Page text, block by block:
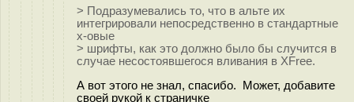
> Подразумевались то, что в альте их
интегрировали непосредственно в стандартные
x-овые
> шрифты, как это должно было бы случится в
случае несостоявшегося вливания в XFree.
А вот этого не знал, спасибо. Может, добавите
своей рукой к страничке